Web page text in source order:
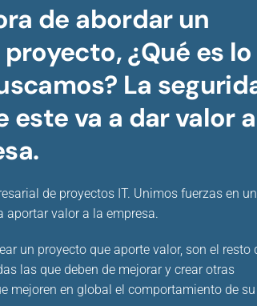
de abordar un
¿Qué es lo
La
este va a dar valor
de proyectos IT. Unimos fuerzas en un
aportar valor a la empresa.
un proyecto que aporte valor, son el resto
las que deben de mejorar y crear otras
mejoren en global el comportamiento de su